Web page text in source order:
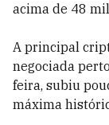
acima de 48
A principal
negociada
feira, subiu
máxima